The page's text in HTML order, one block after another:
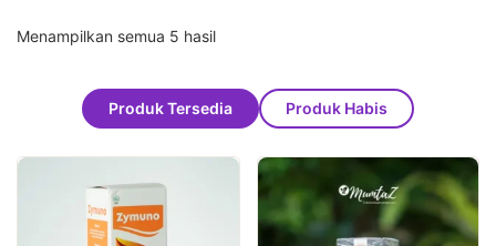
Menampilkan semua 5 hasil
Produk Tersedia Produk Habis